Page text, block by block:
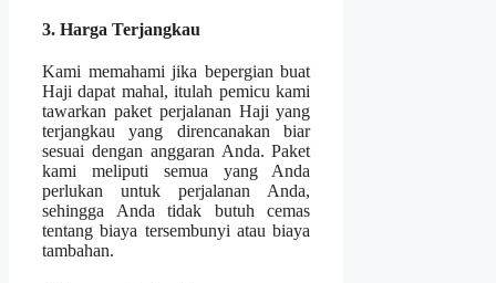
3. Harga Terjangkau
Kami memahami jika bepergian buat
Haji dapat mahal, itulah pemicu kami
tawarkan paket perjalanan Haji yang
terjangkau yang direncanakan biar
sesuai dengan anggaran Anda. Paket
kami meliputi semua yang Anda
perlukan untuk perjalanan Anda,
sehingga Anda tidak butuh cemas
tentang biaya tersembunyi atau biaya
tambahan.